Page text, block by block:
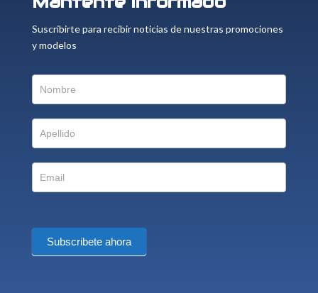
Suscribirte para recibir noticias de nuestras promociones
y modelos
Subscribete ahora